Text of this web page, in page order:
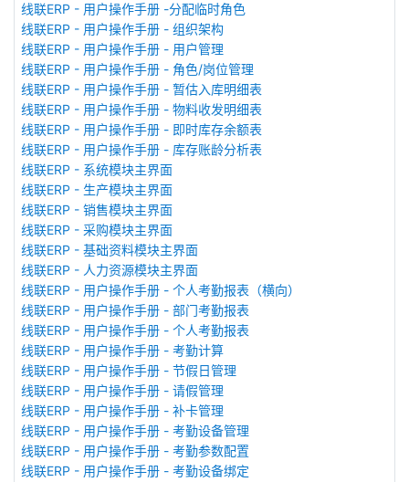
线联ERP - 用户操作手册 -分配临时角色
线联ERP - 用户操作手册 - 组织架构
线联ERP - 用户操作手册 - 用户管理
线联ERP - 用户操作手册 - 角色/岗位管理
线联ERP - 用户操作手册 - 暂估入库明细表
线联ERP - 用户操作手册 - 物料收发明细表
线联ERP - 用户操作手册 - 即时库存余额表
线联ERP - 用户操作手册 - 库存账龄分析表
线联ERP - 系统模块主界面
线联ERP - 生产模块主界面
线联ERP - 销售模块主界面
线联ERP - 采购模块主界面
线联ERP - 基础资料模块主界面
线联ERP - 人力资源模块主界面
线联ERP - 用户操作手册 - 个人考勤报表（横向）
线联ERP - 用户操作手册 - 部门考勤报表
线联ERP - 用户操作手册 - 个人考勤报表
线联ERP - 用户操作手册 - 考勤计算
线联ERP - 用户操作手册 - 节假日管理
线联ERP - 用户操作手册 - 请假管理
线联ERP - 用户操作手册 - 补卡管理
线联ERP - 用户操作手册 - 考勤设备管理
线联ERP - 用户操作手册 - 考勤参数配置
线联ERP - 用户操作手册 - 考勤设备绑定